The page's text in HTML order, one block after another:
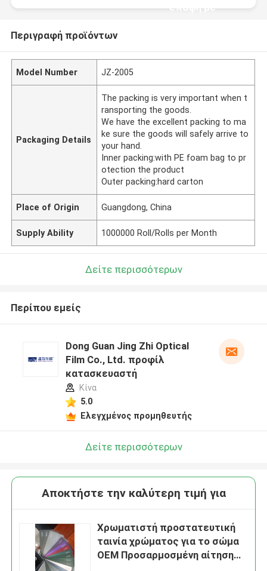
επαφή με
Περιγραφή προϊόντων
Model Number JZ-2005
Packaging Details
The packing is very important when t
ransporting the goods.
We have the excellent packing to ma
ke sure the goods will safely arrive to
your hand.
Inner packing:with PE foam bag to pr
otection the product
Outer packing:hard carton
Place of Origin Guangdong, China
Supply Ability 1000000 Roll/Rolls per Month
Δείτε περισσότερων
Περίπου εμείς
Dong Guan Jing Zhi Optical
Film Co., Ltd. προφίλ
κατασκευαστή
Κίνα
5.0
Ελεγχμένος προμηθευτής
Δείτε περισσότερων
Αποκτήστε την καλύτερη τιμή για
Χρωματιστή προστατευτική
ταινία χρώματος για το σώμα
OEM Προσαρμοσμένη αίτηση